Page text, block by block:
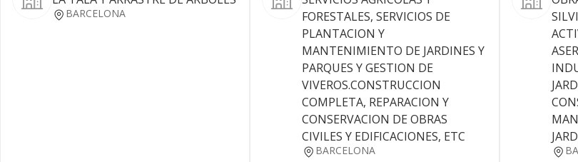
BARCELONA
FORESTALES, SERVICIOS DE
PLANTACION Y
MANTENIMIENTO DE JARDINES Y
PARQUES Y GESTION DE
VIVEROS.CONSTRUCCION
COMPLETA, REPARACION Y
CONSERVACION DE OBRAS
CIVILES Y EDIFICACIONES, ETC
BARCELONA